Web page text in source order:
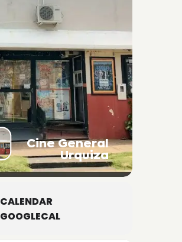
Cine General
Urquiza
CALENDAR
GOOGLECAL